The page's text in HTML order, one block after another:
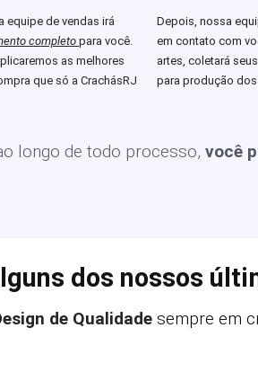
equipe de vendas irá
completopara você.
as melhores
que só a CrachásRJ
Depois, nossa
em contato com
artes, coletará
para produção dos
longo de todo processo, você
dos nossos
de Qualidade sempre em